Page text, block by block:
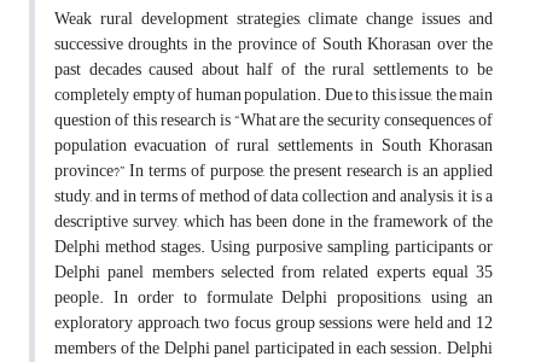
Weak rural development strategies, climate change issues and
successive droughts in the province of South Khorasan over the
past decades caused about half of the rural settlements to be
completely empty of human population. Due to this issue, the main
question of this research is “What are the security consequences of
population evacuation of rural settlements in South Khorasan
province?” In terms of purpose, the present research is an applied
study, and in terms of method of data collection and analysis, it is a
descriptive survey, which has been done in the framework of the
Delphi method stages. Using purposive sampling, participants or
Delphi panel members selected from related experts equal 35
people. In order to formulate Delphi propositions, using an
exploratory approach, two focus group sessions were held and 12
members of the Delphi panel participated in each session. Delphi